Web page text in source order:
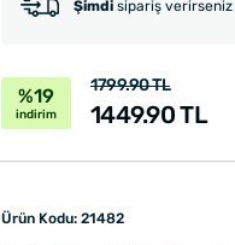
Şimdi sipariş verirseniz
%19
indirim
1799.90 TL
1449.90 TL
Ürün Kodu: 21482